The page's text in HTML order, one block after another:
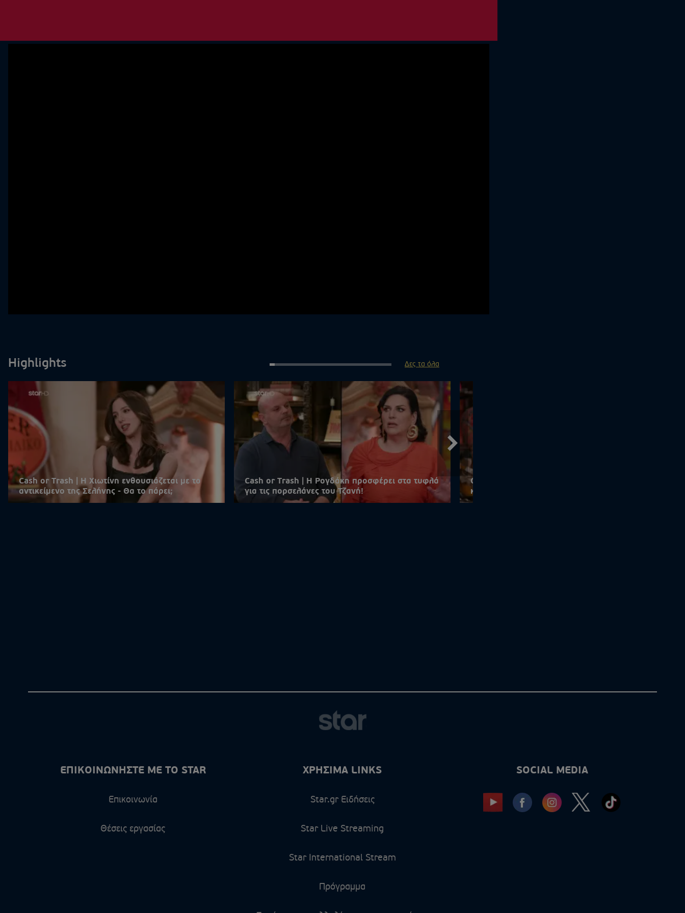
Highlights Δες τα όλα
Cash or Trash | Η Χιωτίνη ενθουσιάζεται με το
αντικείμενο της Σελήνης - Θα το πάρει;
Cash or Trash | Η Ρογδάκη προσφέρει στα τυφλά
για τις πορσελάνες του Τζανή!
Cash or Trash | Ο Στρουγγάρης θεωρεί τις
καρέκλες της Μίτσης παρωχημένες!
ΕΠΙΚΟΙΝΩΝΗΣΤΕ ΜΕ ΤΟ STAR
Επικοινωνία
Θέσεις εργασίας
ΧΡΗΣΙΜΑ LINKS
Star.gr Ειδήσεις
Star Live Streaming
Star International Stream
Πρόγραμμα
SOCIAL MEDIA